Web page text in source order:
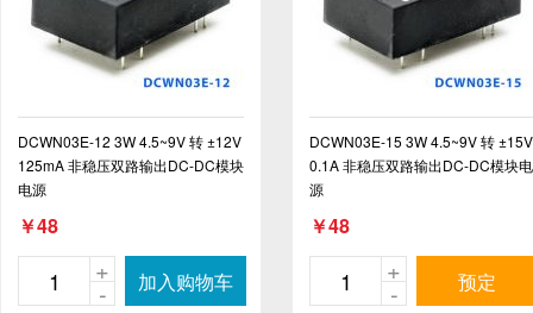
DCWN03E-12 3W 4.5~9V 转 ±12V
125mA 非稳压双路输出DC-DC模块
电源
￥48
-
+ 加入购物车
DCWN03E-15 3W 4.5~9V 转 ±15V
0.1A 非稳压双路输出DC-DC模块电
源
￥48
-
+ 预定